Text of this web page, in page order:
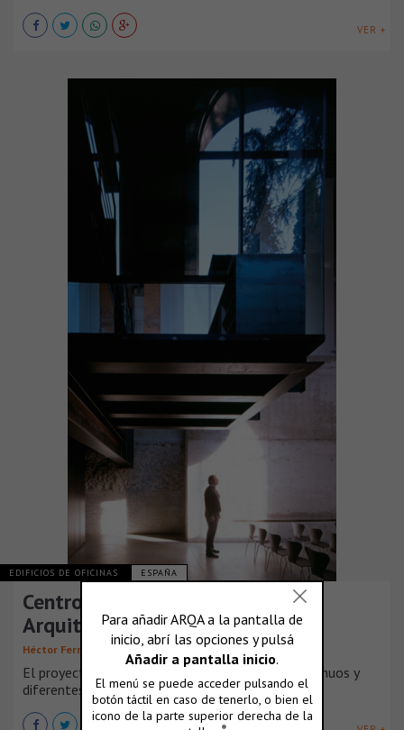
VER +
EDIFICIOS DE OFICINAS ESPAÑA
Centro de Documentación de
Arquitectura y Aulario
Héctor Fernández,Jesús María Aparicio Guisado
El proyecto está elaborado en dos espacios continuos y
diferentes. En el aula de arquitectura [...]